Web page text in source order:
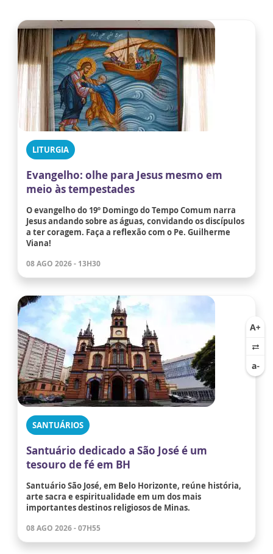
LITURGIA
Evangelho: olhe para Jesus mesmo em
meio às tempestades
O evangelho do 19º Domingo do Tempo Comum narra
Jesus andando sobre as águas, convidando os discípulos
a ter coragem. Faça a reflexão com o Pe. Guilherme
Viana!
08 AGO 2026 - 13H30
SANTUÁRIOS
Santuário dedicado a São José é um
tesouro de fé em BH
Santuário São José, em Belo Horizonte, reúne história,
arte sacra e espiritualidade em um dos mais
importantes destinos religiosos de Minas.
08 AGO 2026 - 07H55